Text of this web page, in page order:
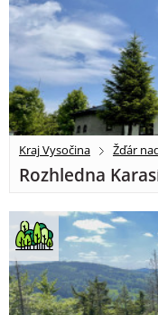
Kraj Vysočina Žďár
Rozhledna